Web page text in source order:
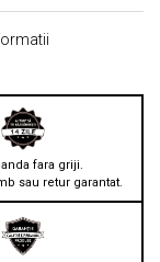
fara griji.
sau retur garantat.